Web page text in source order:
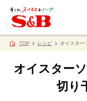
TOP レシピ オイスター
オイスター
切り